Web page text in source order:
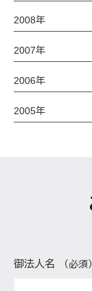
2008年
2007年
2006年
2005年
御法人名 （必須）